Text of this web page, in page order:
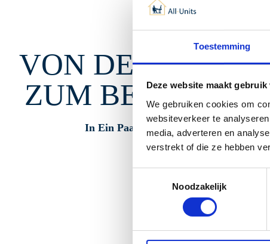
Toestemming
Deze website maakt
We gebruiken cookies om
websiteverkeer te
media, adverteren en
verstrekt of die ze hebben
Noodzakelijk
VON DER IDEE
ZUM BETRIEB
In Ein Paar Monaten